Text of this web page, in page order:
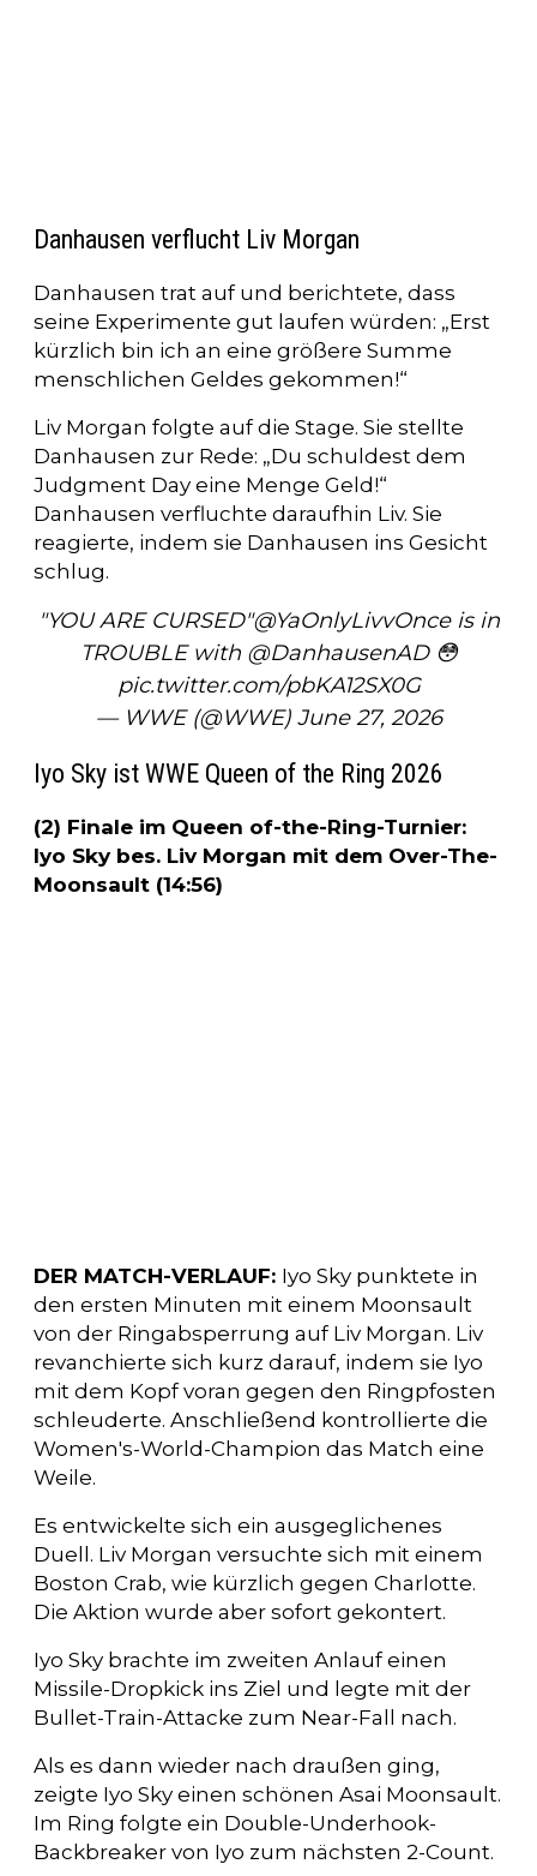
Danhausen verflucht Liv Morgan
Danhausen trat auf und berichtete, dass
seine Experimente gut laufen würden: „Erst
kürzlich bin ich an eine größere Summe
menschlichen Geldes gekommen!“
Liv Morgan folgte auf die Stage. Sie stellte
Danhausen zur Rede: „Du schuldest dem
Judgment Day eine Menge Geld!“
Danhausen verfluchte daraufhin Liv. Sie
reagierte, indem sie Danhausen ins Gesicht
schlug.
"YOU ARE CURSED"@YaOnlyLivvOnceis in
TROUBLE with @DanhausenAD😳
pic.twitter.com/pbKA12SX0G
— WWE (@WWE) June 27, 2026
Iyo Sky ist WWE Queen of the Ring 2026
(2) Finale im Queen of-the-Ring-Turnier:
Iyo Sky bes. Liv Morgan mit dem Over-The-
Moonsault (14:56)
DER MATCH-VERLAUF: Iyo Sky punktete in
den ersten Minuten mit einem Moonsault
von der Ringabsperrung auf Liv Morgan. Liv
revanchierte sich kurz darauf, indem sie Iyo
mit dem Kopf voran gegen den Ringpfosten
schleuderte. Anschließend kontrollierte die
Women's-World-Champion das Match eine
Weile.
Es entwickelte sich ein ausgeglichenes
Duell. Liv Morgan versuchte sich mit einem
Boston Crab, wie kürzlich gegen Charlotte.
Die Aktion wurde aber sofort gekontert.
Iyo Sky brachte im zweiten Anlauf einen
Missile-Dropkick ins Ziel und legte mit der
Bullet-Train-Attacke zum Near-Fall nach.
Als es dann wieder nach draußen ging,
zeigte Iyo Sky einen schönen Asai Moonsault.
Im Ring folgte ein Double-Underhook-
Backbreaker von Iyo zum nächsten 2-Count.